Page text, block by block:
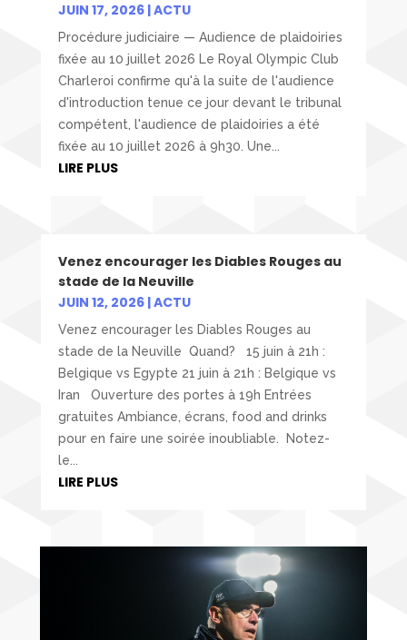
JUIN 17, 2026|ACTU
Procédure judiciaire — Audience de plaidoiries
fixée au 10 juillet 2026 Le Royal Olympic Club
Charleroi confirme qu'à la suite de l'audience
d'introduction tenue ce jour devant le tribunal
compétent, l'audience de plaidoiries a été
fixée au 10 juillet 2026 à 9h30. Une...
LIRE PLUS
Venez encourager les Diables Rouges au
stade de la Neuville
JUIN 12, 2026|ACTU
Venez encourager les Diables Rouges au
stade de la Neuville Quand? 15 juin à 21h :
Belgique vs Egypte 21 juin à 21h : Belgique vs
Iran Ouverture des portes à 19h Entrées
gratuites Ambiance, écrans, food and drinks
pour en faire une soirée inoubliable. Notez-
le...
LIRE PLUS